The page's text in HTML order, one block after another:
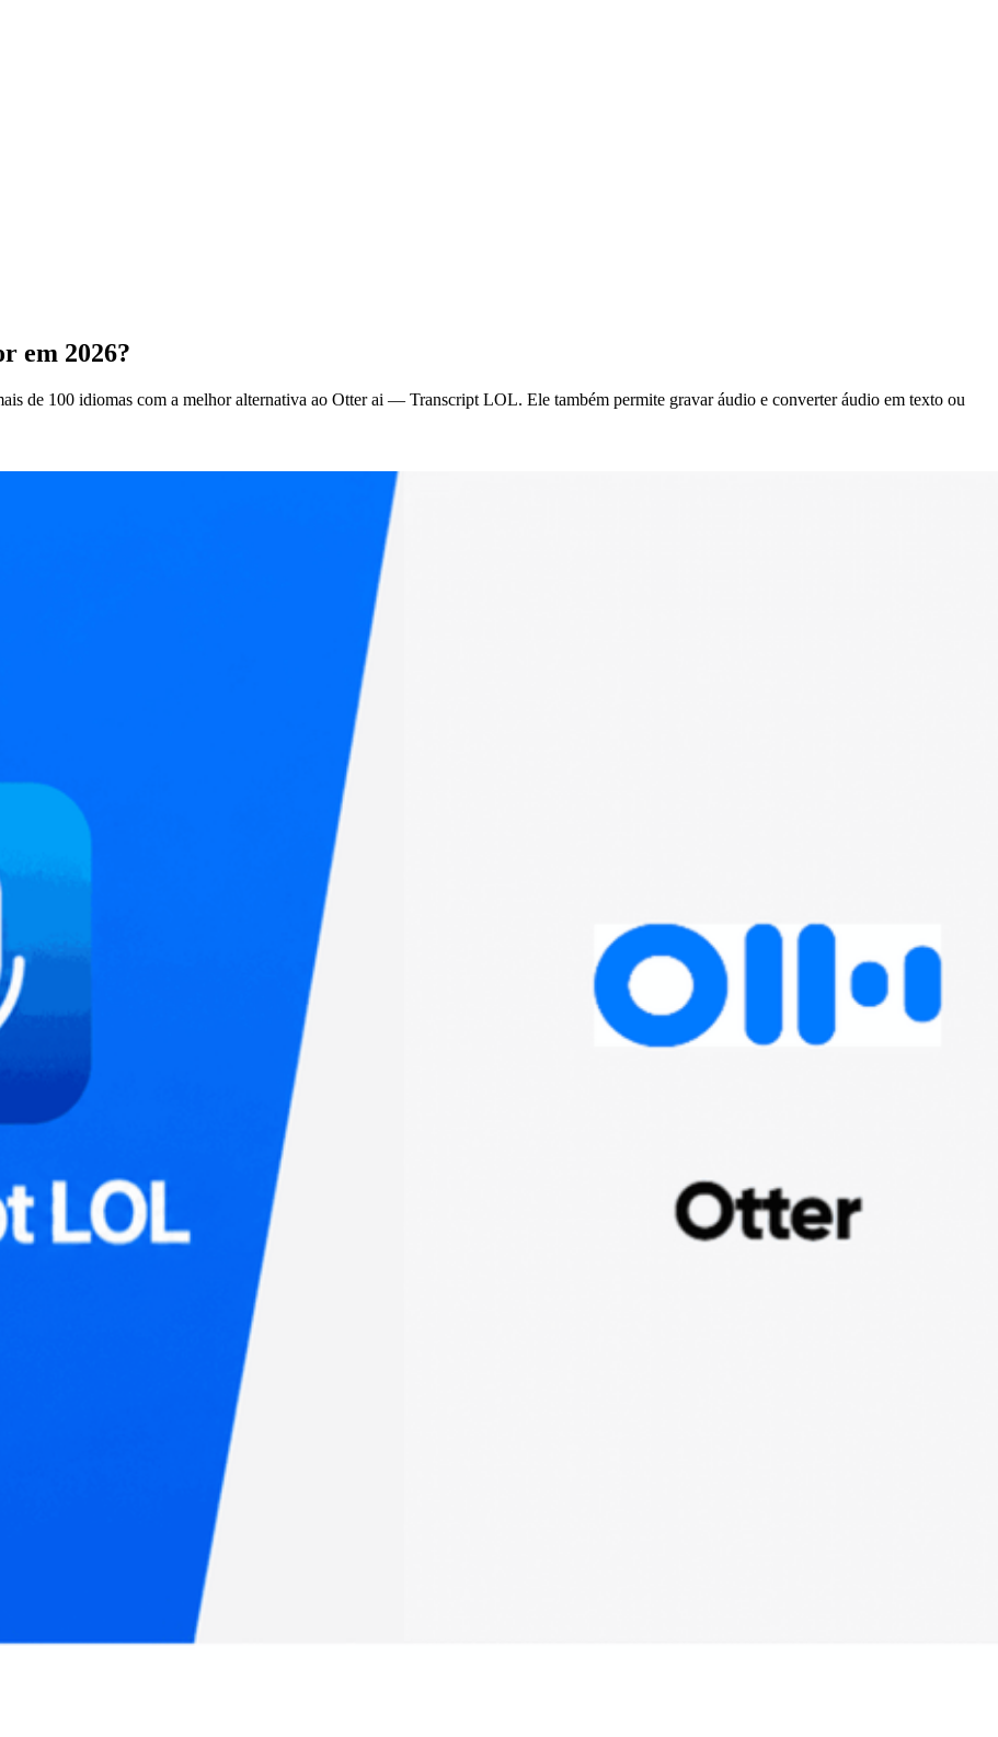
em 2026?
de 100 idiomas com a melhor alternativa ao Otter ai — Transcript LOL. Ele também permite gravar áudio e converter áudio em texto ou